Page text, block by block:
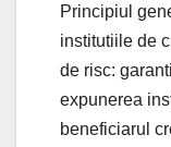
Principiul
institutiile de
de risc:
expunerea
beneficiarul